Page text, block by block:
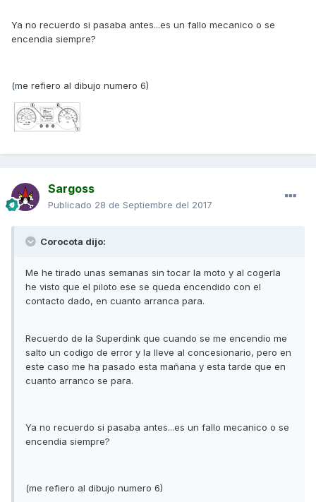
Ya no recuerdo si pasaba antes...es un fallo mecanico o se
encendia siempre?
(me refiero al dibujo numero 6)
Sargoss
Publicado 28 de Septiembre del 2017
Corocota dijo:
Me he tirado unas semanas sin tocar la moto y al cogerla
he visto que el piloto ese se queda encendido con el
contacto dado, en cuanto arranca para.
Recuerdo de la Superdink que cuando se me encendio me
salto un codigo de error y la lleve al concesionario, pero en
este caso me ha pasado esta mañana y esta tarde que en
cuanto arranco se para.
Ya no recuerdo si pasaba antes...es un fallo mecanico o se
encendia siempre?
(me refiero al dibujo numero 6)